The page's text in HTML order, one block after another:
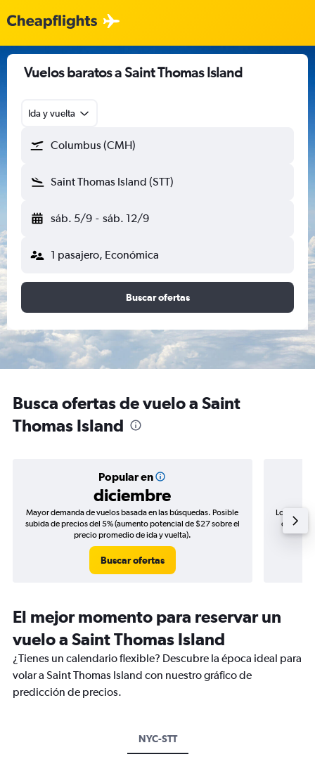
Vuelos baratos a Saint Thomas Island
Ida y vuelta
Columbus (CMH)
Saint Thomas Island (STT)
sáb. 5/9 - sáb. 12/9
1 pasajero, Económica
Buscar ofertas
Busca ofertas de vuelo a Saint
Thomas Island
Popular en
diciembre
Mayor demanda de vuelos basada en las búsquedas. Posible
subida de precios del 5% (aumento potencial de $27 sobre el
precio promedio de ida y vuelta).
Buscar ofertas
Los
de
El mejor momento para reservar un
vuelo a Saint Thomas Island
¿Tienes un calendario flexible? Descubre la época ideal para
volar a Saint Thomas Island con nuestro gráfico de
predicción de precios.
NYC-STT